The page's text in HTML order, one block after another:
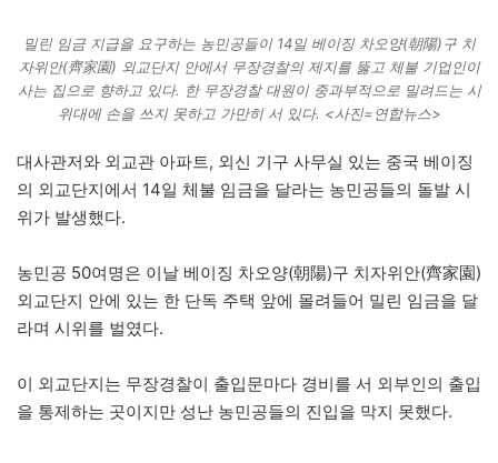
밀린 임금 지급을 요구하는 농민공들이 14일 베이징 차오양(朝陽)구 치
자위안(齊家園) 외교단지 안에서 무장경찰의 제지를 뚫고 체불 기업인이
사는 집으로 향하고 있다. 한 무장경찰 대원이 중과부적으로 밀려드는 시
위대에 손을 쓰지 못하고 가만히 서 있다. <사진=연합뉴스>
대사관저와 외교관 아파트, 외신 기구 사무실 있는 중국 베이징
의 외교단지에서 14일 체불 임금을 달라는 농민공들의 돌발 시
위가 발생했다.
농민공 50여명은 이날 베이징 차오양(朝陽)구 치자위안(齊家園)
외교단지 안에 있는 한 단독 주택 앞에 몰려들어 밀린 임금을 달
라며 시위를 벌였다.
이 외교단지는 무장경찰이 출입문마다 경비를 서 외부인의 출입
을 통제하는 곳이지만 성난 농민공들의 진입을 막지 못했다.